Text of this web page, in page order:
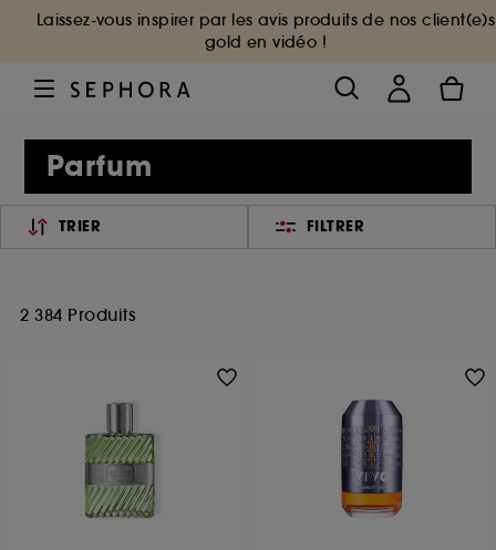
Laissez-vous inspirer par les avis produits de nos client(e)s
gold en vidéo !
Parfum
TRIER FILTRER
2 384 Produits